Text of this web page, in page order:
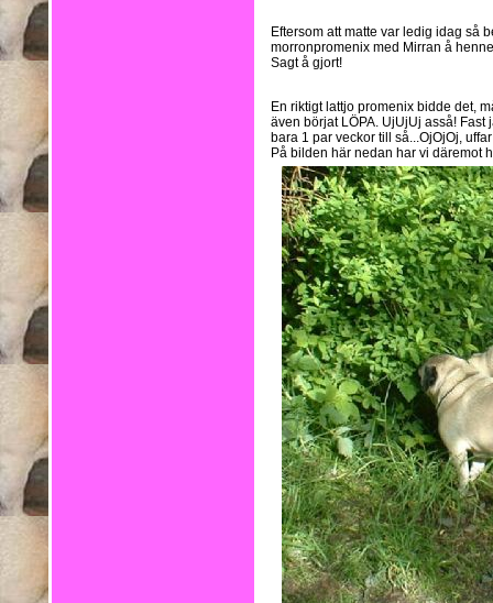
Eftersom att matte var ledig idag så
morronpromenix med Mirran å
Sagt å gjort!
En riktigt lattjo promenix bidde det,
även börjat LÖPA. UjUjUj asså! Fast
bara 1 par veckor till så...OjOjOj,
På bilden här nedan har vi däremot